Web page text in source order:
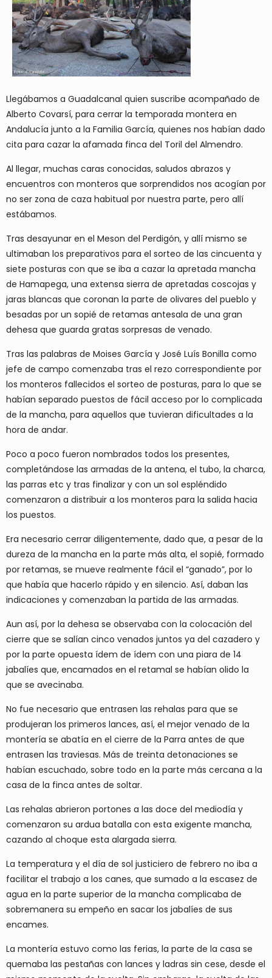
Llegábamos a Guadalcanal quien suscribe acompañado de
Alberto Covarsí, para cerrar la temporada montera en
Andalucía junto a la Familia García, quienes nos habían dado
cita para cazar la afamada finca del Toril del Almendro.
Al llegar, muchas caras conocidas, saludos abrazos y
encuentros con monteros que sorprendidos nos acogían por
no ser zona de caza habitual por nuestra parte, pero allí
estábamos.
Tras desayunar en el Meson del Perdigón, y allí mismo se
ultimaban los preparativos para el sorteo de las cincuenta y
siete posturas con que se iba a cazar la apretada mancha
de Hamapega, una extensa sierra de apretadas coscojas y
jaras blancas que coronan la parte de olivares del pueblo y
besadas por un sopié de retamas antesala de una gran
dehesa que guarda gratas sorpresas de venado.
Tras las palabras de Moises García y José Luís Bonilla como
jefe de campo comenzaba tras el rezo correspondiente por
los monteros fallecidos el sorteo de posturas, para lo que se
habían separado puestos de fácil acceso por lo complicada
de la mancha, para aquellos que tuvieran dificultades a la
hora de andar.
Poco a poco fueron nombrados todos los presentes,
completándose las armadas de la antena, el tubo, la charca,
las parras etc y tras finalizar y con un sol espléndido
comenzaron a distribuir a los monteros para la salida hacia
los puestos.
Era necesario cerrar diligentemente, dado que, a pesar de la
dureza de la mancha en la parte más alta, el sopié, formado
por retamas, se mueve realmente fácil el “ganado”, por lo
que había que hacerlo rápido y en silencio. Así, daban las
indicaciones y comenzaban la partida de las armadas.
Aun así, por la dehesa se observaba con la colocación del
cierre que se salían cinco venados juntos ya del cazadero y
por la parte opuesta ídem de ídem con una piara de 14
jabalíes que, encamados en el retamal se habían olido la
que se avecinaba.
No fue necesario que entrasen las rehalas para que se
produjeran los primeros lances, así, el mejor venado de la
montería se abatía en el cierre de la Parra antes de que
entrasen las traviesas. Más de treinta detonaciones se
habían escuchado, sobre todo en la parte más cercana a la
casa de la finca antes de soltar.
Las rehalas abrieron portones a las doce del mediodía y
comenzaron su ardua batalla con esta exigente mancha,
cazando al choque esta alargada sierra.
La temperatura y el día de sol justiciero de febrero no iba a
facilitar el trabajo a los canes, que sumado a la escasez de
agua en la parte superior de la mancha complicaba de
sobremanera su empeño en sacar los jabalíes de sus
encames.
La montería estuvo como las ferias, la parte de la casa se
quemaba las pestañas con lances y ladras sin cese, desde el